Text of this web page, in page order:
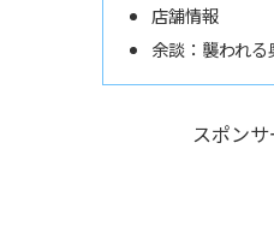
店舗情報
余談：襲われる
スポン